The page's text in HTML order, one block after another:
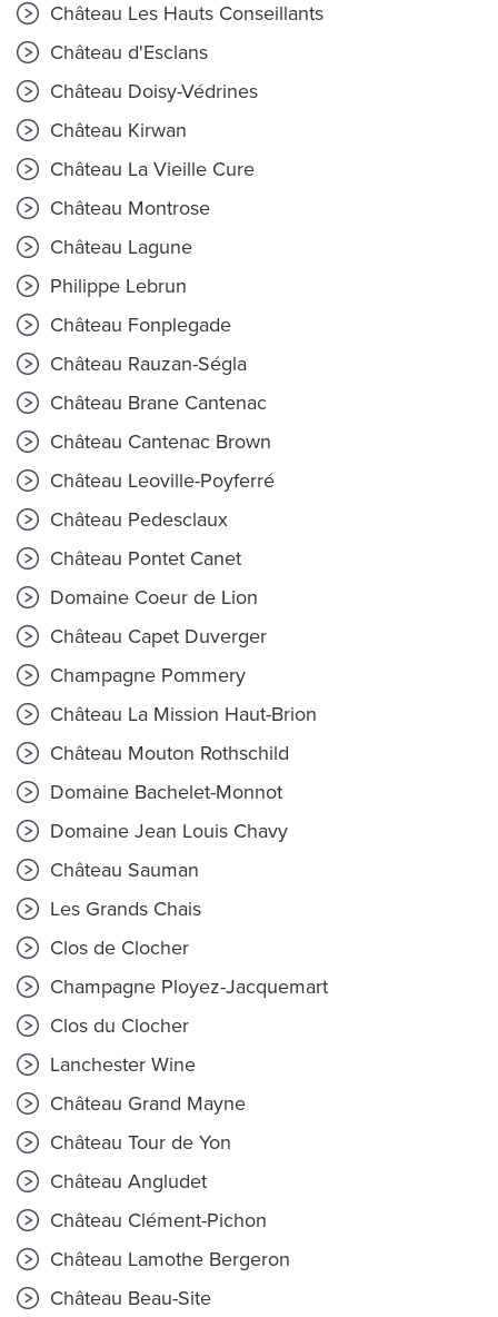
Château Les Hauts Conseillants
Château d'Esclans
Château Doisy-Védrines
Château Kirwan
Château La Vieille Cure
Château Montrose
Château Lagune
Philippe Lebrun
Château Fonplegade
Château Rauzan-Ségla
Château Brane Cantenac
Château Cantenac Brown
Château Leoville-Poyferré
Château Pedesclaux
Château Pontet Canet
Domaine Coeur de Lion
Château Capet Duverger
Champagne Pommery
Château La Mission Haut-Brion
Château Mouton Rothschild
Domaine Bachelet-Monnot
Domaine Jean Louis Chavy
Château Sauman
Les Grands Chais
Clos de Clocher
Champagne Ployez-Jacquemart
Clos du Clocher
Lanchester Wine
Château Grand Mayne
Château Tour de Yon
Château Angludet
Château Clément-Pichon
Château Lamothe Bergeron
Château Beau-Site